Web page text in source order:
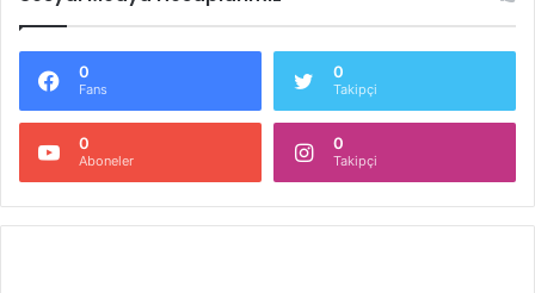
0
Fans
0
Takipçi
0
Aboneler
0
Takipçi